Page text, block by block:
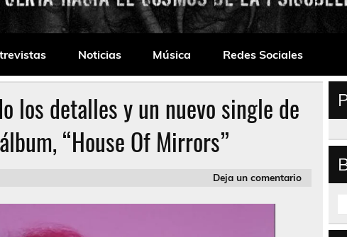
Noticias Música Redes Sociales
los detalles y un nuevo single de
“House Of Mirrors”
Deja un comentario